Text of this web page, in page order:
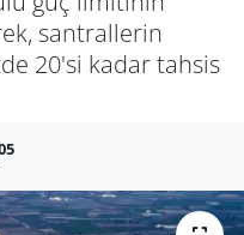
santrallerin
20'si kadar tahsis